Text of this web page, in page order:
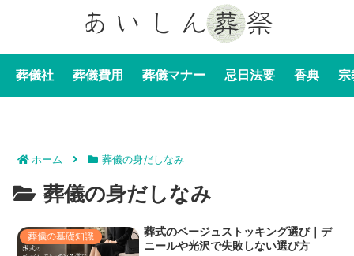
葬儀社 葬儀費用 葬儀マナー 忌日法要 香典 宗
ホーム 葬儀の身だしなみ
葬儀の身だしなみ
葬儀の基礎知識
葬式のベージュストッキング選び｜デ
ニールや光沢で失敗しない選び方